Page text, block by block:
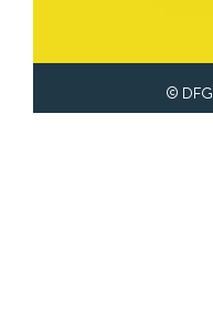
© DFG